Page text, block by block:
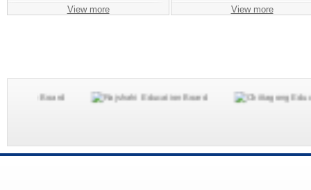
View more
View more